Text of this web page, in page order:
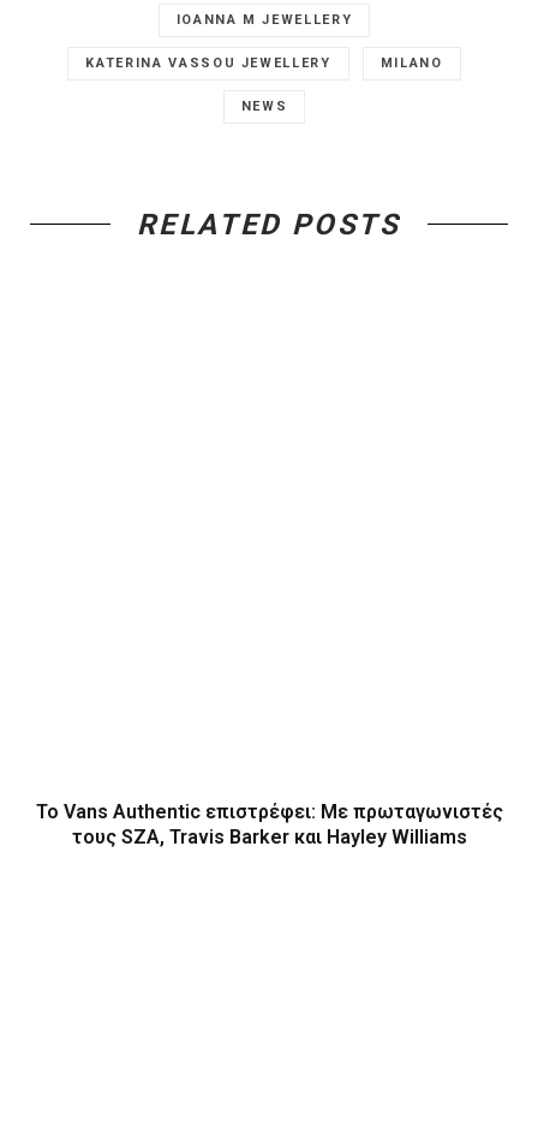
IOANNA M JEWELLERY
KATERINA VASSOU JEWELLERY MILANO
NEWS
RELATED POSTS
Το Vans Authentic επιστρέφει: Με πρωταγωνιστές
τους SZA, Travis Barker και Hayley Williams